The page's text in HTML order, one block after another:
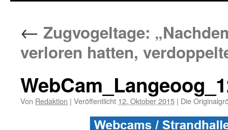
← Zugvogeltage:
verloren hatten,
Von Redaktion | Veröffentlicht 12. Oktober 2015 | Die